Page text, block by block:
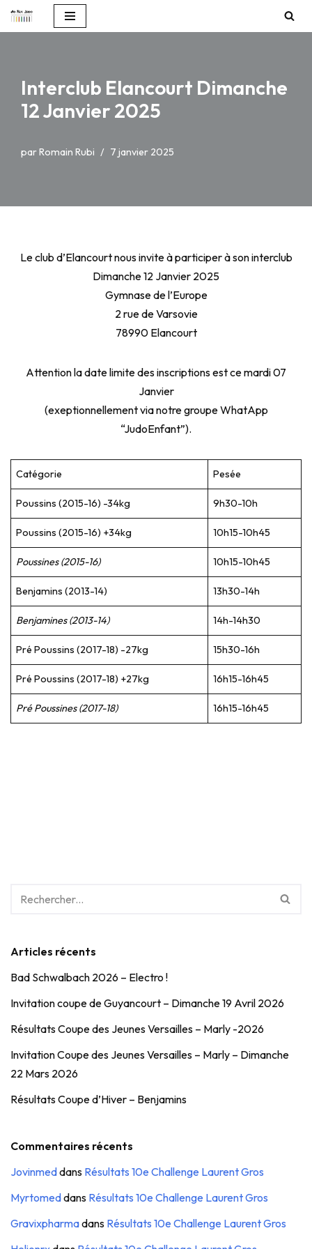
Interclub Elancourt Dimanche
12 Janvier 2025
parRomain Rubi 7 janvier 2025
Le club d’Elancourt nous invite à participer à son interclub
Dimanche 12 Janvier 2025
Gymnase de l’Europe
2 rue de Varsovie
78990 Elancourt
Attention la date limite des inscriptions est ce mardi 07
Janvier
(exeptionnellement via notre groupe WhatApp
“JudoEnfant”).
Catégorie Pesée
Poussins (2015-16) -34kg 9h30-10h
Poussins (2015-16) +34kg 10h15-10h45
Poussines (2015-16) 10h15-10h45
Benjamins (2013-14) 13h30-14h
Benjamines (2013-14) 14h-14h30
Pré Poussins (2017-18) -27kg 15h30-16h
Pré Poussins (2017-18) +27kg 16h15-16h45
Pré Poussines (2017-18) 16h15-16h45
Articles récents
Bad Schwalbach 2026 – Electro !
Invitation coupe de Guyancourt – Dimanche 19 Avril 2026
Résultats Coupe des Jeunes Versailles – Marly -2026
Invitation Coupe des Jeunes Versailles – Marly – Dimanche
22 Mars 2026
Résultats Coupe d’Hiver – Benjamins
Commentaires récents
Jovinmeddans Résultats 10e Challenge Laurent Gros
Myrtomeddans Résultats 10e Challenge Laurent Gros
Gravixpharmadans Résultats 10e Challenge Laurent Gros